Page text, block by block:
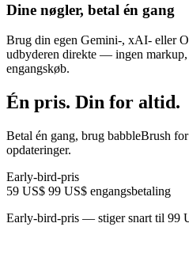
Dine nøgler, betal én gang
Brug din egen Gemini-, xAI- eller
udbyderen direkte — ingen markup,
engangskøb.
Én pris. Din for altid.
Betal én gang, brug babbleBrush
opdateringer.
Early-bird-pris
59 US$ 99 US$ engangsbetaling
Early-bird-pris — stiger snart til 99